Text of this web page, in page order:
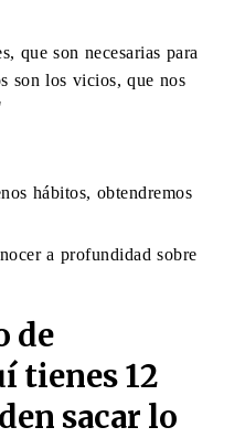
que son necesarias para
son los vicios, que nos
hábitos, obtendremos
a profundidad sobre
de
tienes 12
sacar lo